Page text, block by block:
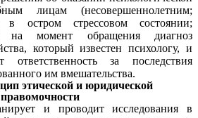
лицам (несовершеннолетним;
в остром стрессовом состоянии;
момент обращения диагноз
который известен психологу, и
ответственность за последствия
им вмешательства.
этической и юридической
правомочности
и проводит исследования в